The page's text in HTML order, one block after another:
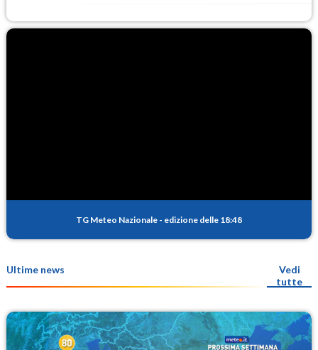
TG Meteo Nazionale - edizione delle 18:48
Ultime news
Vedi
tutte